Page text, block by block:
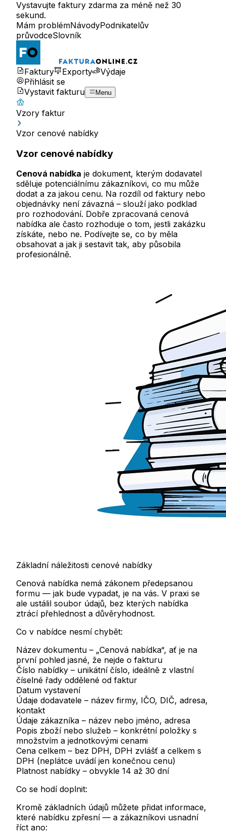
Vystavujte faktury zdarma za méně než 30
sekund.
Mám problémNávodyPodnikatelův
průvodceSlovník
Faktury Exporty
Výdaje
Přihlásit se
Vystavit fakturu
Menu
Vzory faktur
Vzor cenové nabídky
Vzor cenové nabídky
Cenová nabídka je dokument, kterým dodavatel
sděluje potenciálnímu zákazníkovi, co mu může
dodat a za jakou cenu. Na rozdíl od faktury nebo
objednávky není závazná – slouží jako podklad
pro rozhodování. Dobře zpracovaná cenová
nabídka ale často rozhoduje o tom, jestli zakázku
získáte, nebo ne. Podívejte se, co by měla
obsahovat a jak ji sestavit tak, aby působila
profesionálně.
Základní náležitosti cenové nabídky
Cenová nabídka nemá zákonem předepsanou
formu — jak bude vypadat, je na vás. V praxi se
ale ustálil soubor údajů, bez kterých nabídka
ztrácí přehlednost a důvěryhodnost.
Co v nabídce nesmí chybět:
Název dokumentu – „Cenová nabídka“, ať je na
první pohled jasné, že nejde o fakturu
Číslo nabídky – unikátní číslo, ideálně z vlastní
číselné řady oddělené od faktur
Datum vystavení
Údaje dodavatele – název firmy, IČO, DIČ, adresa,
kontakt
Údaje zákazníka – název nebo jméno, adresa
Popis zboží nebo služeb – konkrétní položky s
množstvím a jednotkovými cenami
Cena celkem – bez DPH, DPH zvlášť a celkem s
DPH (neplátce uvádí jen konečnou cenu)
Platnost nabídky – obvykle 14 až 30 dní
Co se hodí doplnit:
Kromě základních údajů můžete přidat informace,
které nabídku zpřesní — a zákazníkovi usnadní
říct ano: